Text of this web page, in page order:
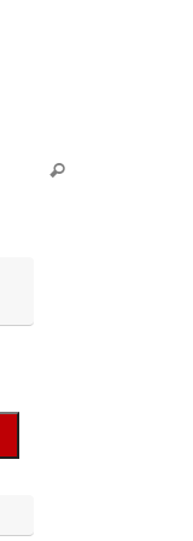
Rechercher